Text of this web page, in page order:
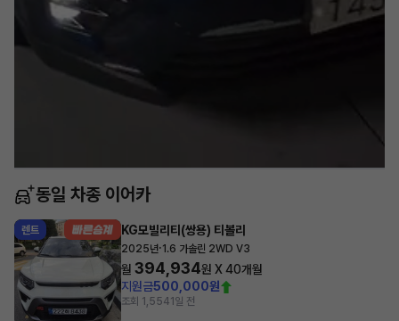
동일 차종 이어카
렌트 KG모빌리티(쌍용) 티볼리
2025년·1.6 가솔린 2WD V3
월 394,934원 X40개월
지원금500,000원
조회 1,5541일 전